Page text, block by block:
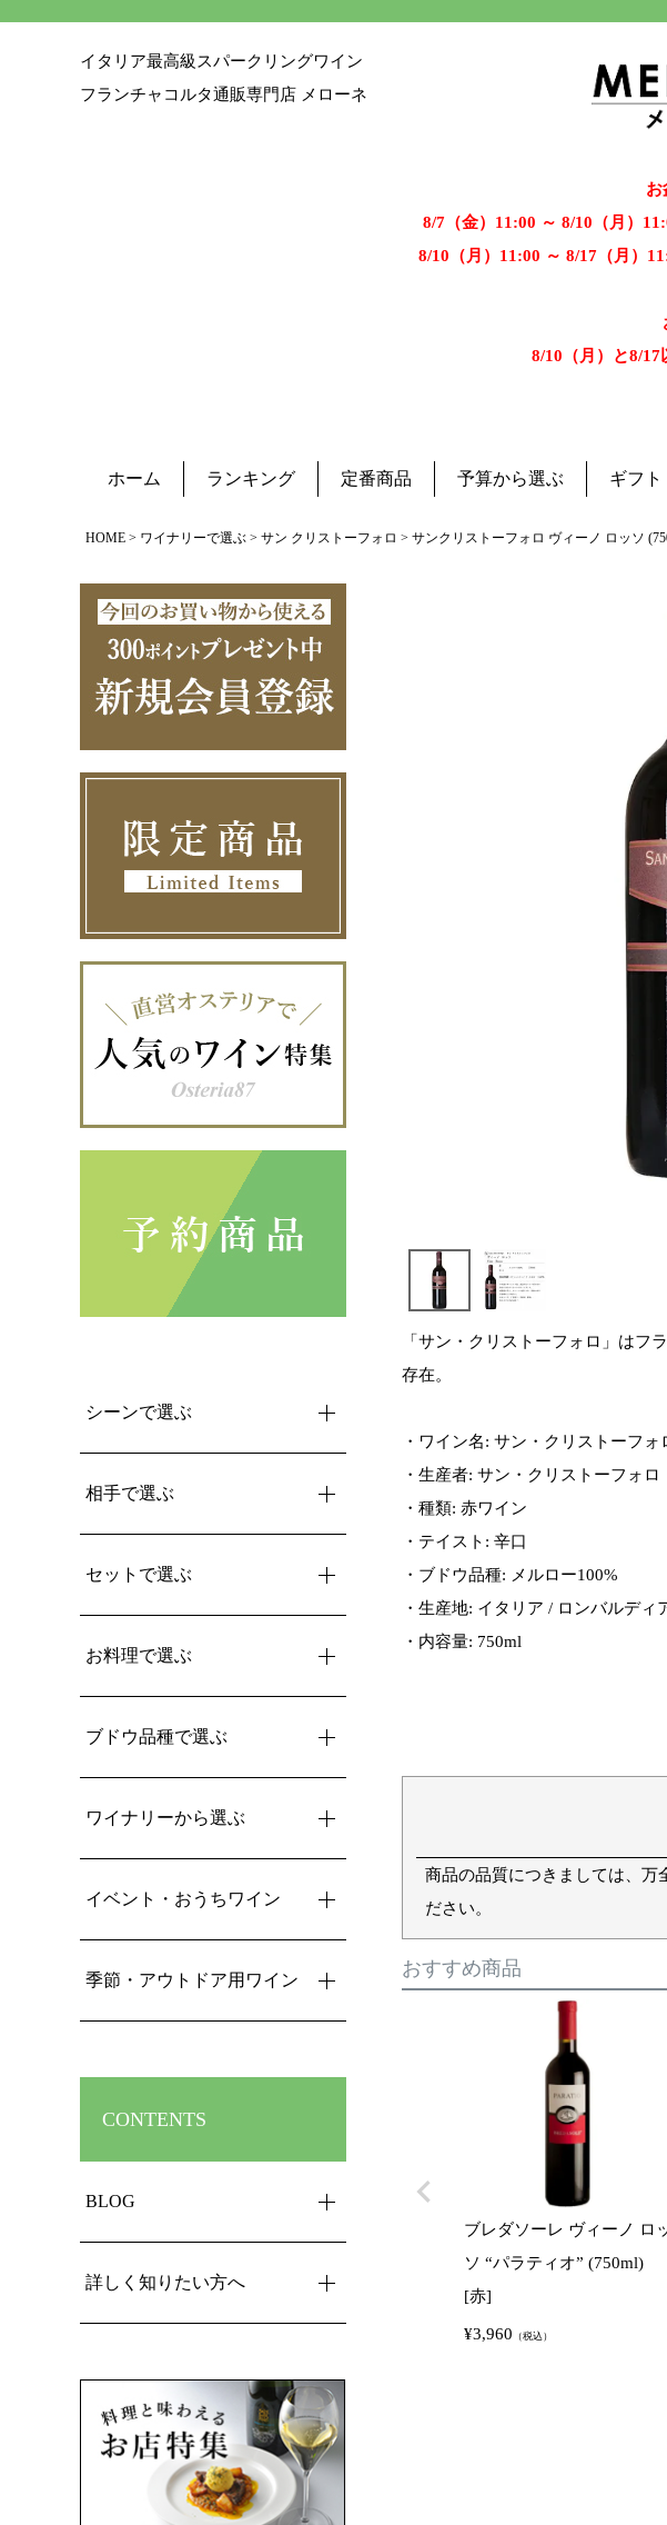
イタリア最高級スパークリングワイン
フランチャコルタ通販専門店 メローネ
お
8/7（金）11:00 ～ 8/10（月）
8/10（月）11:00 ～ 8/17（月）
8/10（月）と8/17
ホーム ランキング 定番商品 予算から選ぶ ギフト
HOME ワイナリーで選ぶ サン クリストーフォロ サンクリストーフォロ ヴィーノ ロッソ
シーンで選ぶ
相手で選ぶ
セットで選ぶ
お料理で選ぶ
ブドウ品種で選ぶ
ワイナリーから選ぶ
イベント・おうちワイン
季節・アウトドア用ワイン
CONTENTS
BLOG
詳しく知りたい方へ
「サン・クリストーフォロ」はフ
存在。
・ワイン名: サン・クリストーフ
・生産者: サン・クリストーフォロ
・種類: 赤ワイン
・テイスト: 辛口
・ブドウ品種: メルロー100%
・生産地: イタリア / ロンバルディ
・内容量: 750ml
商品の品質につきましては、万
ださい。
おすすめ商品
ブレダソーレ ヴィーノ ロ
ソ “パラティオ” (750ml)
[赤]
¥3,960 （税込）